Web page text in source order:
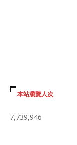
本站瀏覽人次
7,739,946